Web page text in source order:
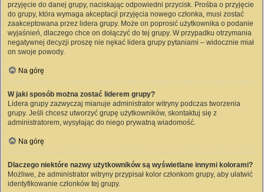
przyjęcie do danej grupy, naciskając odpowiedni przycisk. Prośba o przyjęcie
do grupy, która wymaga akceptacji przyjęcia nowego członka, musi zostać
zaakceptowana przez lidera grupy. Może on poprosić użytkownika o podanie
wyjaśnień, dlaczego chce on dołączyć do tej grupy. W przypadku otrzymania
negatywnej decyzji proszę nie nękać lidera grupy pytaniami – widocznie miał
on swoje powody.
Na górę
W jaki sposób można zostać liderem grupy?
Lidera grupy zazwyczaj mianuje administrator witryny podczas tworzenia
grupy. Jeśli chcesz utworzyć grupę użytkowników, skontaktuj się z
administratorem, wysyłając do niego prywatną wiadomość.
Na górę
Dlaczego niektóre nazwy użytkowników są wyświetlane innymi kolorami?
Możliwe, że administrator witryny przypisał kolor członkom grupy, aby ułatwić
identyfikowanie członków tej grupy.